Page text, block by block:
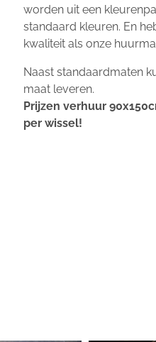
worden uit een
standaard kleuren. En
kwaliteit als onze
Naast standaardmaten
maat leveren.
Prijzen verhuur
per wissel!